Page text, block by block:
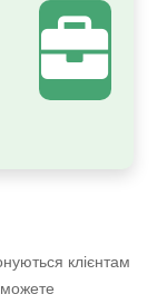
клієнтам